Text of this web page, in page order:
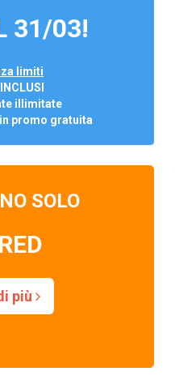
31/03!
limiti
illimitate
promo gratuita
SOLO
più